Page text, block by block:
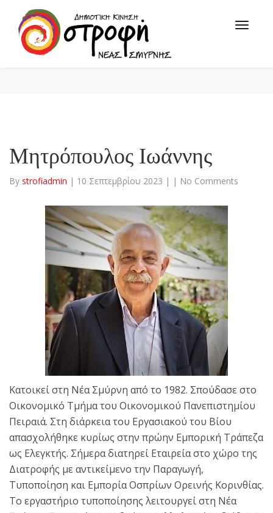
Μητρόπουλος Ιωάννης
By strofiadmin | 10 Σεπτεμβρίου 2023 | | No Comments
Κατοικεί στη Νέα Σμύρνη από το 1982. Σπούδασε στο
Οικονομικό Τμήμα του Οικονομικού Πανεπιστημίου
Πειραιά. Στη διάρκεια του Εργασιακού του Βίου
απασχολήθηκε κυρίως στην πρώην Εμπορική Τράπεζα
ως Ελεγκτής. Σήμερα διατηρεί Εταιρεία στο χώρο της
Διατροφής με αντικείμενο την Παραγωγή,
Τυποποίηση και Εμπορία Οσπρίων Ορεινής Κορινθίας.
Το εργαστήριο τυποποίησης λειτουργεί στη Νέα